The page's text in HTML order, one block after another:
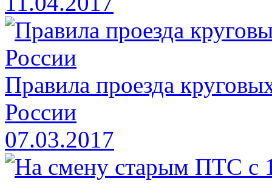
Правила проезда
России
07.03.2017